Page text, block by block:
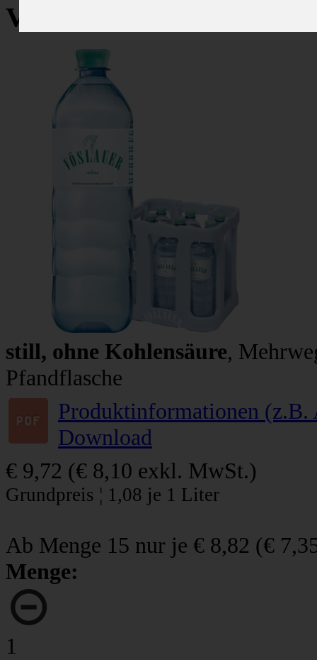
Vöslauer Mineralwasser
still, ohne Kohlensäure,
Pfandflasche
Produktinformationen
Download
€ 9,72 (€ 8,10 exkl. MwSt.)
Grundpreis ¦ 1,08 je 1 Liter
Ab Menge 15 nur je € 8,82 (€
Menge:
1